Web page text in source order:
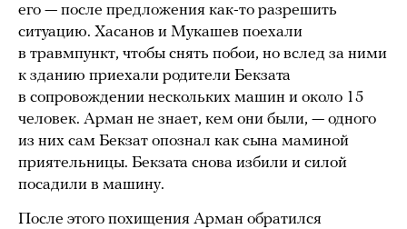
его — после предложения как-то разрешить
ситуацию. Хасанов и Мукашев поехали
в травмпункт, чтобы снять побои, но вслед за ними
к зданию приехали родители Бекзата
в сопровождении нескольких машин и около 15
человек. Арман не знает, кем они были, — одного
из них сам Бекзат опознал как сына маминой
приятельницы. Бекзата снова избили и силой
посадили в машину.
После этого похищения Арман обратился